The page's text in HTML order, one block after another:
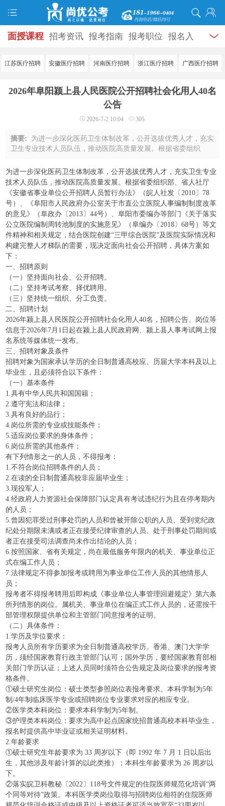
面授课程 招考资讯 报考指南 报考职位 报名入
口 打准考证 成绩查询 面试公告 录用公示 辅导
学员风采 名师团队
江苏医疗招聘 安徽医疗招聘 河南医疗招聘 浙江医疗招聘 广西医疗招聘
2026年阜阳颍上县人民医院公开招聘社会化用人40名
公告
2026-7-2 10:04 305
摘要: 为进一步深化医药卫生体制改革，公开选拔优秀人才，充实
卫生专业技术人员队伍，推动医院高质量发展。根据省委组织
社发〔2010〕78号）、《阜阳市人民政府办 ...
为进一步深化医药卫生体制改革，公开选拔优秀人才，充实卫生专业
技术人员队伍，推动医院高质量发展。根据省委组织部、省人社厅
《安徽省事业单位公开招聘人员暂行办法》（皖人社发〔2010〕78
号）、《阜阳市人民政府办公室关于市直公立医院人事编制制度改革
的意见》（阜政办〔2013〕44号）、阜阳市委编办等部门《关于落实
公立医院编制周转池制度的实施意见》（阜编办〔2018〕68号）等文
件精神和相关规定，结合医院创建“三甲综合医院”及医院实际情况和
构建完整人才梯队的需要，现决定面向社会公开招聘，具体方案如
下：
一、招聘原则
（一）坚持面向社会、公开招聘。
（二）坚持考试考察、择优聘用。
（三）坚持统一组织、分工负责。
二、招聘计划
2026年颍上县人民医院公开招聘社会化用人40名，招聘公告、岗位等
信息于2026年7月1日起在颍上县人民政府网、颍上县人事考试网上报
名系统等媒体统一发布。
三、招聘对象及条件
招聘对象为国家承认学历的全日制普通高校应、历届大学本科及以上
毕业生，且必须符合以下条件：
（一）基本条件
1.具有中华人民共和国国籍；
2.遵守宪法和法律；
3.具有良好的品行；
4.岗位所需的专业或技能条件；
5.适应岗位要求的身体条件；
6.岗位所需的其他条件；
有下列情形之一的人员，不得报考：
1.不符合岗位招聘条件的人员；
2.在读的全日制普通高校非应届毕业生；
3.现役军人；
4.经政府人力资源社会保障部门认定具有考试违纪行为且在停考期内
的人员；
5.曾因犯罪受过刑事处罚的人员和曾被开除公职的人员、受到党纪政
纪处分期限未满或者正在接受纪律审查的人员、处于刑事处罚期间或
者正在接受司法调查尚未作出结论的人员；
6.按照国家、省有关规定，尚在最低服务年限内的机关、事业单位正
式在编工作人员；
7.法律规定不得参加报考或聘用为事业单位工作人员的其他情形人
员；
报考者不得报考聘用后即构成《事业单位人事管理回避规定》第六条
所列情形的岗位。属机关、事业单位在编正式工作人员的，还需按干
部管理权限提供单位和主管部门同意报考的证明。
（二）具体条件：
1.学历及学位要求：
报考人员所有学历要求为全日制普通高校学历。香港、澳门大学学
历，须经国家教育行政主管部门认可；国外学历，要经国家教育部相
关部门学历认证；上述人员同时须符合公告规定及岗位要求的报考资
格条件。
①硕士研究生岗位：硕士类型参照岗位表报考要求。本科学制为5年
制/4年制临床医学专业或招聘岗位专业要求对应的相应专业。
②医学类本科岗位：要求本科学制为5年制。
③护理类本科岗位：要求为高中起点国家统招普通高校本科毕业生，
报名时提供高中毕业证或相关证明材料。
2.年龄要求
①硕士研究生年龄要求为 33 周岁以下（即 1992 年 7 月 1 日以后出
生，其他涉及年龄计算的以此类推）；本科生年龄要求为 26 周岁以
下。
②落实皖卫科教秘〔2022〕118号文件规定的住院医师规范化培训“两
个同等对待”政策。本科医学类岗位取得与招聘岗位相符的住院医师